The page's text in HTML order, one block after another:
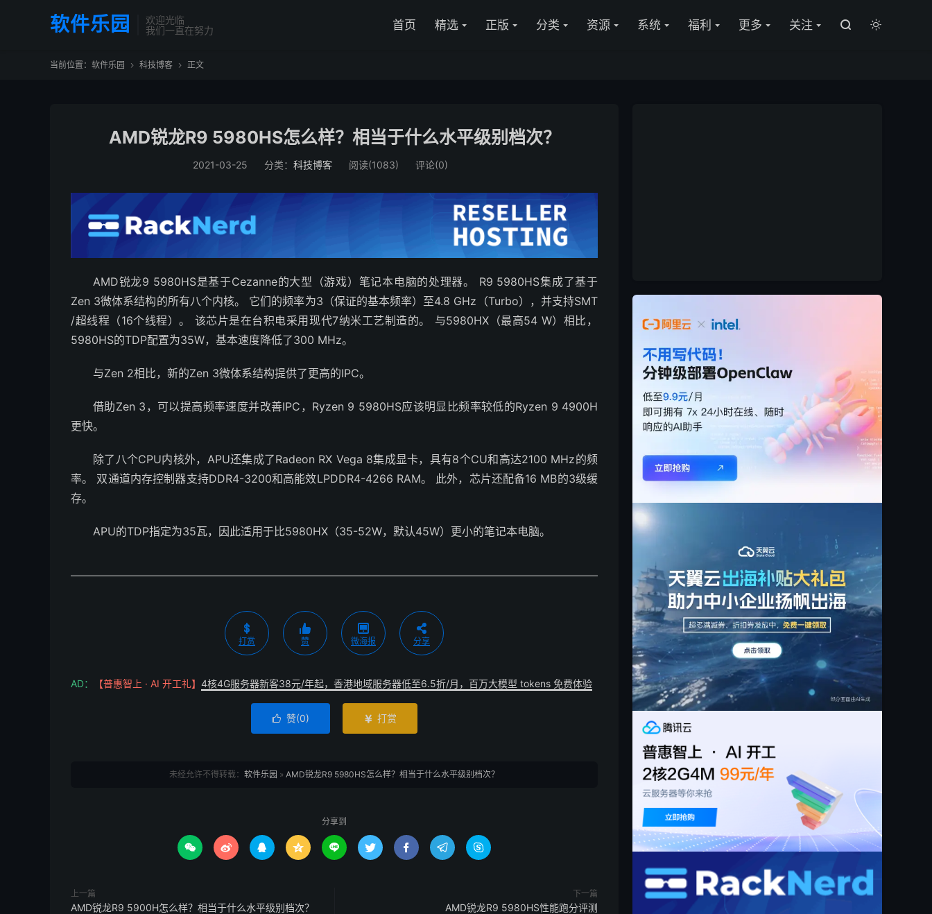
软件乐园
欢迎光临
我们一直在努力
首页 精选 正版 分类 资源 系统 福利 更多 关注  
当前位置： 软件乐园  科技博客  正文
AMD锐龙R9 5980HS怎么样？相当于什么水平级别档次？
2021-03-25 分类： 科技博客 阅读(1083) 评论(0)
AMD锐龙9 5980HS是基于Cezanne的大型（游戏）笔记本电脑的处理器。 R9 5980HS集成了基于
Zen 3微体系结构的所有八个内核。 它们的频率为3（保证的基本频率）至4.8 GHz（Turbo），并支持SMT
/超线程（16个线程）。 该芯片是在台积电采用现代7纳米工艺制造的。 与5980HX（最高54 W）相比，
5980HS的TDP配置为35W，基本速度降低了300 MHz。
与Zen 2相比，新的Zen 3微体系结构提供了更高的IPC。
借助Zen 3，可以提高频率速度并改善IPC，Ryzen 9 5980HS应该明显比频率较低的Ryzen 9 4900H
更快。
除了八个CPU内核外，APU还集成了Radeon RX Vega 8集成显卡，具有8个CU和高达2100 MHz的频
率。 双通道内存控制器支持DDR4-3200和高能效LPDDR4-4266 RAM。 此外，芯片还配备16 MB的3级缓
存。
APU的TDP指定为35瓦，因此适用于比5980HX（35-52W，默认45W）更小的笔记本电脑。
打赏 赞 微海报 分享
AD： 【普惠智上 · AI 开工礼】 4核4G服务器新客38元/年起，香港地域服务器低至6.5折/月，百万大模型 tokens 免费体验
 赞(0)  打赏
未经允许不得转载： 软件乐园 » AMD锐龙R9 5980HS怎么样？相当于什么水平级别档次？
分享到
        
上一篇
AMD锐龙R9 5900H怎么样？相当于什么水平级别档次？
下一篇
AMD锐龙R9 5980HS性能跑分评测